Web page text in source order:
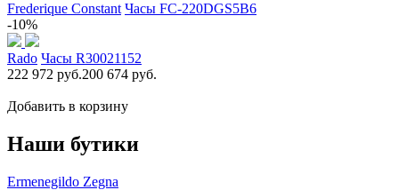
Frederique Constant Часы FC-220DGS5B6
-10%
Rado Часы R30021152
222 972 руб.200 674 руб.
Добавить в корзину
Наши бутики
Ermenegildo Zegna